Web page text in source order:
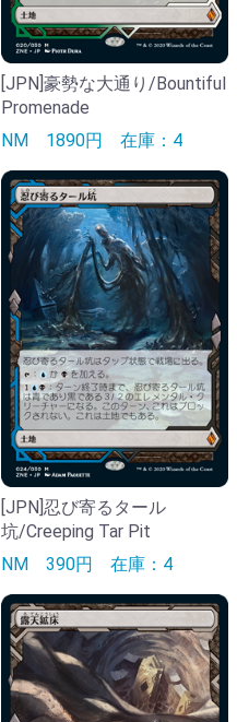
[JPN]豪勢な大通り/Bountiful
Promenade
NM 1890円 在庫：4
[JPN]忍び寄るタール
坑/Creeping Tar Pit
NM 390円 在庫：4